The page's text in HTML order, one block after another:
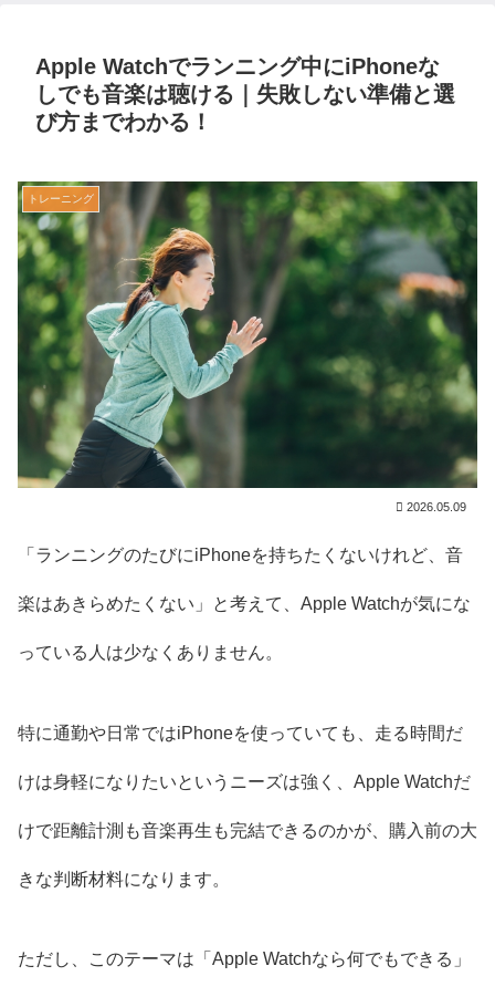
Apple Watchでランニング中にiPhoneな
しでも音楽は聴ける｜失敗しない準備と選
び方までわかる！
トレーニング
2026.05.09
「ランニングのたびにiPhoneを持ちたくないけれど、音
楽はあきらめたくない」と考えて、Apple Watchが気にな
っている人は少なくありません。
特に通勤や日常ではiPhoneを使っていても、走る時間だ
けは身軽になりたいというニーズは強く、Apple Watchだ
けで距離計測も音楽再生も完結できるのかが、購入前の大
きな判断材料になります。
ただし、このテーマは「Apple Watchなら何でもできる」